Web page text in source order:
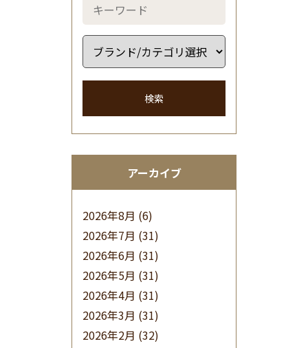
検索
アーカイブ
2026年8月 (6)
2026年7月 (31)
2026年6月 (31)
2026年5月 (31)
2026年4月 (31)
2026年3月 (31)
2026年2月 (32)